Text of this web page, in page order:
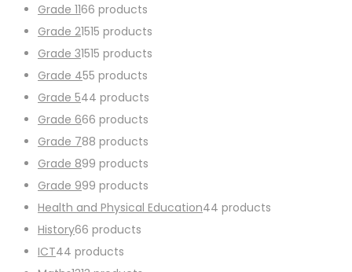
Grade 1166 products
Grade 21515 products
Grade 31515 products
Grade 455 products
Grade 544 products
Grade 666 products
Grade 788 products
Grade 899 products
Grade 999 products
Health and Physical Education44 products
History66 products
ICT44 products